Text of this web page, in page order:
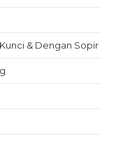
& Dengan Sopir